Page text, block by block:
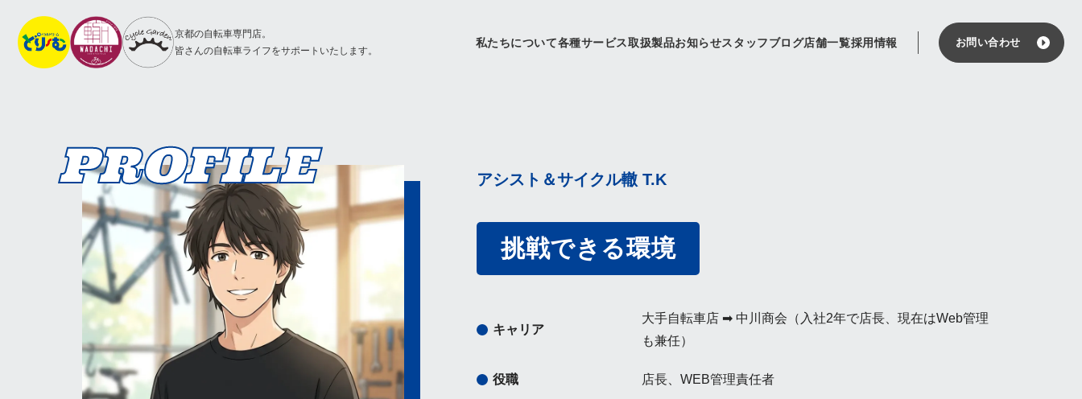
京都の自転車専門店。
皆さんの自転車ライフをサポートいたします。
私たちについて各種サービス取扱製品お知らせスタッフブログ店舗一覧採用情報 お問い合わせ
PROFILE アシスト＆サイクル轍 T.K
挑戦できる環境
キャリア
大手自転車店 ➡ 中川商会（入社2年で店長、現在はWeb管理
も兼任）
役職 店長、WEB管理責任者